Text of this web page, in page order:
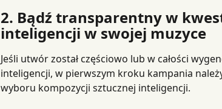
2. Bądź transparentny w
inteligencji w swojej muzyce
Jeśli utwór został częściowo lub w całości
inteligencji, w pierwszym kroku kampania
wyboru kompozycji sztucznej inteligencji.